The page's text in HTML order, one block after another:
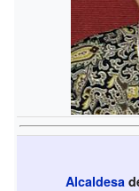
Alcaldesa